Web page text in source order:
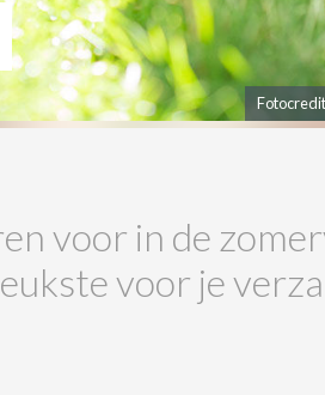
voor in de
voor je